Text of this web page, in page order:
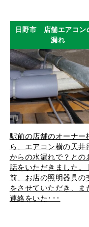
日野市 店舗エアコン
漏れ
駅前の店舗のオーナー
ら、エアコン横の天井
からの水漏れで？との
話をいただきました。
前、お店の照明器具の
をさせていただき、ま
連絡をいた･･･